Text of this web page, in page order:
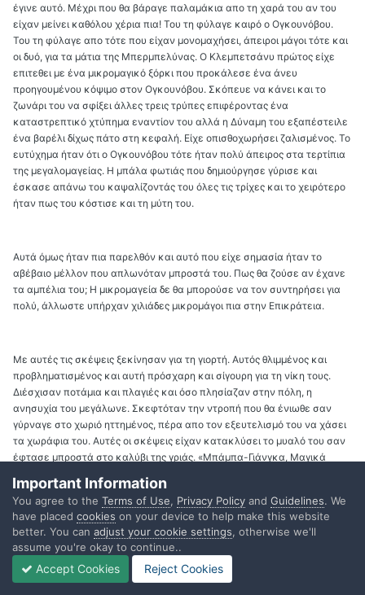
έγινε αυτό. Μέχρι που θα βάραγε παλαμάκια απο τη χαρά του αν του
είχαν μείνει καθόλου χέρια πια! Του τη φύλαγε καιρό ο Ογκουνόβου.
Του τη φύλαγε απο τότε που είχαν μονομαχήσει, άπειροι μάγοι τότε και
οι δυό, για τα μάτια της Μπερμπελύνας. Ο Κλεμπετσάνυ πρώτος είχε
επιτεθει με ένα μικρομαγικό ξόρκι που προκάλεσε ένα άνευ
προηγουμένου κόψιμο στον Ογκουνόβου. Σκόπευε να κάνει και το
ζωνάρι του να σφίξει άλλες τρεις τρύπες επιφέροντας ένα
καταστρεπτικό χτύπημα εναντίον του αλλά η Δύναμη του εξαπέστειλε
ένα βαρέλι δίχως πάτο στη κεφαλή. Είχε οπισθοχωρήσει ζαλισμένος. Το
ευτύχημα ήταν ότι ο Ογκουνόβου τότε ήταν πολύ άπειρος στα τερτίπια
της μεγαλομαγείας. Η μπάλα φωτιάς που δημιούργησε γύρισε και
έσκασε απάνω του καψαλίζοντάς του όλες τις τρίχες και το χειρότερο
ήταν πως του κόστισε και τη μύτη του.
Αυτά όμως ήταν πια παρελθόν και αυτό που είχε σημασία ήταν το
αβέβαιο μέλλον που απλωνόταν μπροστά του. Πως θα ζούσε αν έχανε
τα αμπέλια του; Η μικρομαγεία δε θα μπορούσε να τον συντηρήσει για
πολύ, άλλωστε υπήρχαν χιλιάδες μικρομάγοι πια στην Επικράτεια.
Με αυτές τις σκέψεις ξεκίνησαν για τη γιορτή. Αυτός θλιμμένος και
προβληματισμένος και αυτή πρόσχαρη και σίγουρη για τη νίκη τους.
Διέσχισαν ποτάμια και πλαγιές και όσο πλησίαζαν στην πόλη, η
ανησυχία του μεγάλωνε. Σκεφτόταν την ντροπή που θα ένιωθε σαν
γύρναγε στο χωριό ηττημένος, πέρα απο τον εξευτελισμό του να χάσει
τα χωράφια του. Αυτές οι σκέψεις είχαν κατακλύσει το μυαλό του σαν
έφτασε μπροστά στο καλύβι της γριάς. «Μπάμπα-Γιάνγκα, Μαγικά
αδιάφορος αν η γριά που στεκόταν μπροστά στο καλύβι της δεν του
απεύθυνε το λόγο πρώτη:
« Για που το ΄βαλες έτσι σκεπτικός γιόκα μου;» Της έριξε μια ματιά. Ήταν
μια γριούλα που σίγουρα έβγαζε τα προς το ζήν εκμεταλλευόμενη την
Important Information
You agree to the Terms of Use, Privacy Policy and Guidelines. We
have placed cookies on your device to help make this website
better. You can adjust your cookie settings, otherwise we'll
assume you're okay to continue..
Accept Cookies Reject Cookies